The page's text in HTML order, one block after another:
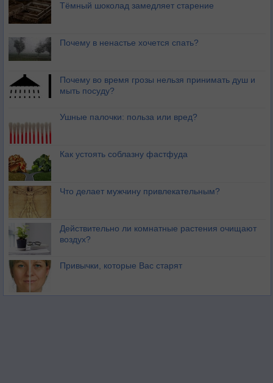
Тёмный шоколад замедляет старение
Почему в ненастье хочется спать?
Почему во время грозы нельзя принимать душ и
мыть посуду?
Ушные палочки: польза или вред?
Как устоять соблазну фастфуда
Что делает мужчину привлекательным?
Действительно ли комнатные растения очищают
воздух?
Привычки, которые Вас старят